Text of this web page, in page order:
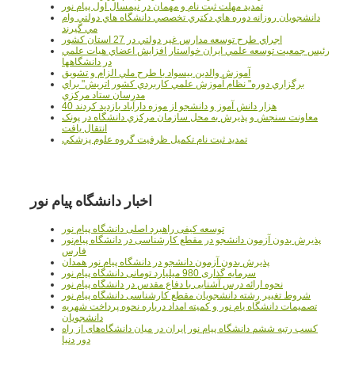
تمدید مهلت ثبت نام و مهمان در نیمسال اول پیام نور
دانشجويان روزانه دوره هاي دكتري تخصصي دانشگاه هاي دولتي وام
مي گيرند
اجراي طرح توسعه مدارس غير دولتي در 27 استان کشور
رئيس جمعيت توسعه علمي ايران خواستار افزايش اعضاي هيات علمي
در دانشگاهها
آموزش والدين بيسواد با طرح ملي الزام و تشويق
برگزاري دوره" نظام آموزش علمي كاربردي كشور اتريش" براي
مدرسان ستاد مرکزي
40 هزار دانش آموز و دانشجو از موزه دارآباد بازديد کردند
معاونت سنجش و پذيرش به محل سازمان مرکزي دانشگاه در پونک
انتقال يافت
تمديد ثبت نام تکميل ظرفيت گروه علوم پزشکي
اخبار دانشگاه پیام نور
توسعه کیفی راهبرد اصلی دانشگاه پیام نور
پذیرش بدون آزمون دانشجو در مقطع کارشناسی در دانشگاه پیام‌نور
فارس
پذیرش بدون آزمون دانشجو در دانشگاه پیام نور همدان
سرمایه گذاری 980 میلیارد تومانی دانشگاه پیام نور
نحوه ارائه درس آشنایی با دفاع مقدس در دانشگاه پیام نور
شروط تغییر رشته دانشجویان مقطع کارشناسی دانشگاه پیام نور
تصمیمات دانشگاه یام نور و کمیته امداد درباره نحوه پرداخت شهریه
دانشجویان
کسب رتبه ششم دانشگاه پیام نور ایران در میان دانشگاه‌های از راه
دور دنیا